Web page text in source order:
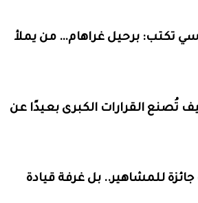
تكتب: برحيل غراهام… من يملأ
تُصنع القرارات الكبرى بعيدًا عن
للمشاهير.. بل غرفة قيادة